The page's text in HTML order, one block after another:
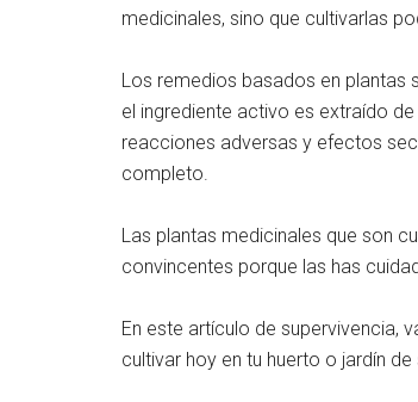
medicinales, sino que cultivarlas
Los remedios basados en plantas
el ingrediente activo es extraído
reacciones adversas y efectos
completo.
Las plantas medicinales que son
convincentes porque las has
En este artículo de supervivencia,
cultivar hoy en tu huerto o jardín de